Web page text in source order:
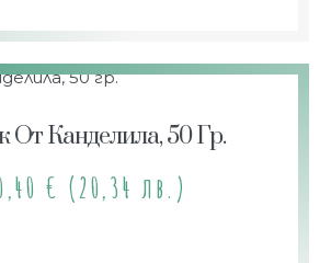
От Канделила, 50 Гр.
€ (20,34 лв.)